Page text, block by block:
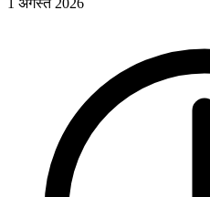
1 अगस्त 2026